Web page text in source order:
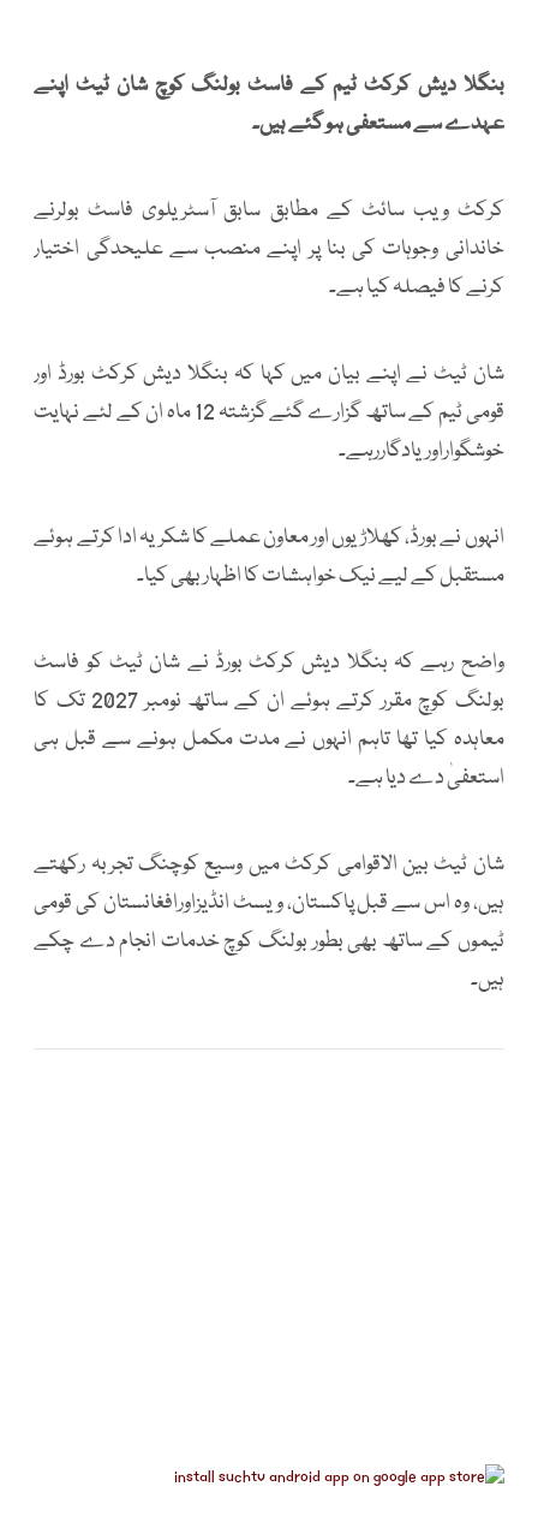
بنگلا دیش کرکٹ ٹیم کے فاسٹ بولنگ کوچ شان ٹیٹ اپنے
عہدے سے مستعفی ہو گئے ہیں۔
کرکٹ ویب سائٹ کے مطابق سابق آسٹریلوی فاسٹ بولرنے
خاندانی وجوہات کی بنا پر اپنے منصب سے علیحدگی اختیار
کرنے کا فیصلہ کیا ہے۔
شان ٹیٹ نے اپنے بیان میں کہا کہ بنگلا دیش کرکٹ بورڈ اور
قومی ٹیم کے ساتھ گزارے گئے گزشتہ 12 ماہ ان کے لئے نہایت
خوشگواراوریادگاررہے۔
انہوں نے بورڈ، کھلاڑیوں اور معاون عملے کا شکریہ ادا کرتے ہوئے
مستقبل کے لیے نیک خواہشات کا اظہار بھی کیا۔
واضح رہے کہ بنگلا دیش کرکٹ بورڈ نے شان ٹیٹ کو فاسٹ
بولنگ کوچ مقرر کرتے ہوئے ان کے ساتھ نومبر 2027 تک کا
معاہدہ کیا تھا تاہم انہوں نے مدت مکمل ہونے سے قبل ہی
استعفیٰ دے دیا ہے۔
شان ٹیٹ بین الاقوامی کرکٹ میں وسیع کوچنگ تجربہ رکھتے
ہیں، وہ اس سے قبل پاکستان، ویسٹ انڈیزاورافغانستان کی قومی
ٹیموں کے ساتھ بھی بطور بولنگ کوچ خدمات انجام دے چکے
ہیں۔